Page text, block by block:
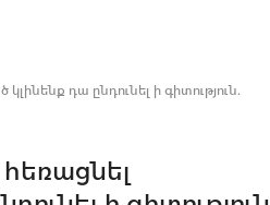
դա ընդունել ի գիտություն.